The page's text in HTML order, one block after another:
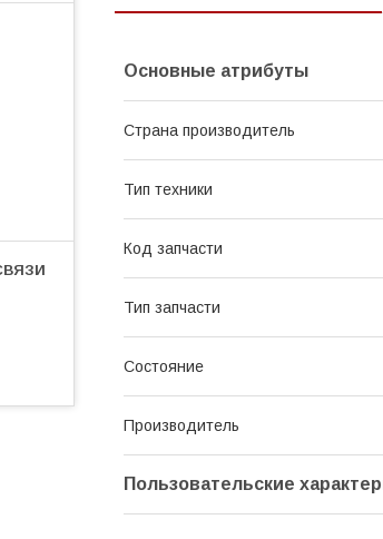
Основные атрибуты
Страна производитель
Тип техники
Код запчасти
Тип запчасти
Состояние
Производитель
Пользовательские